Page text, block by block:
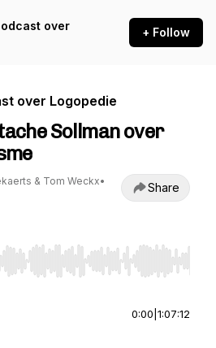
over
+ Follow
over Logopedie
Sollman over
& Tom Weckx•
Share
to seek, Home/End to jump to
0:00 1:07:12